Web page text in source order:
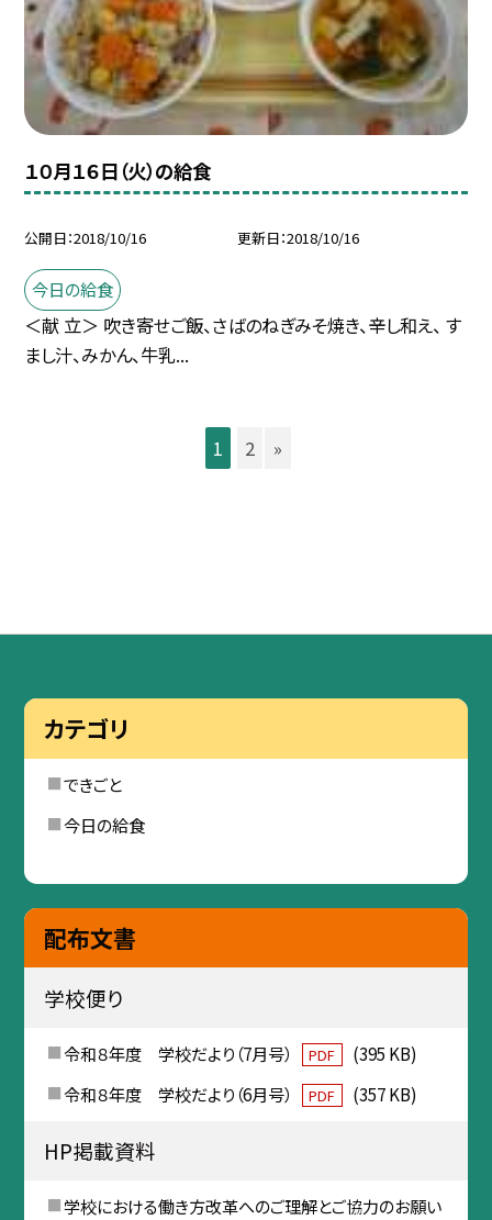
１０月１６日（火）の給食
公開日 2018/10/16 更新日 2018/10/16
今日の給食
＜献 立＞ 吹き寄せご飯、さばのねぎみそ焼き、辛し和え、 す
まし汁、みかん、牛乳...
1 2 »
カテゴリ
できごと
今日の給食
配布文書
学校便り
令和８年度 学校だより（7月号） PDF
(395 KB)
令和８年度 学校だより（6月号）
PDF (357 KB)
HP掲載資料
学校における働き方改革へのご理解とご協力のお願い